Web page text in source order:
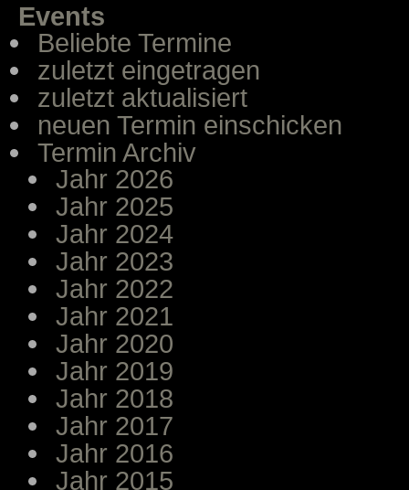
Events
Beliebte Termine
zuletzt eingetragen
zuletzt aktualisiert
neuen Termin einschicken
Termin Archiv
Jahr 2026
Jahr 2025
Jahr 2024
Jahr 2023
Jahr 2022
Jahr 2021
Jahr 2020
Jahr 2019
Jahr 2018
Jahr 2017
Jahr 2016
Jahr 2015